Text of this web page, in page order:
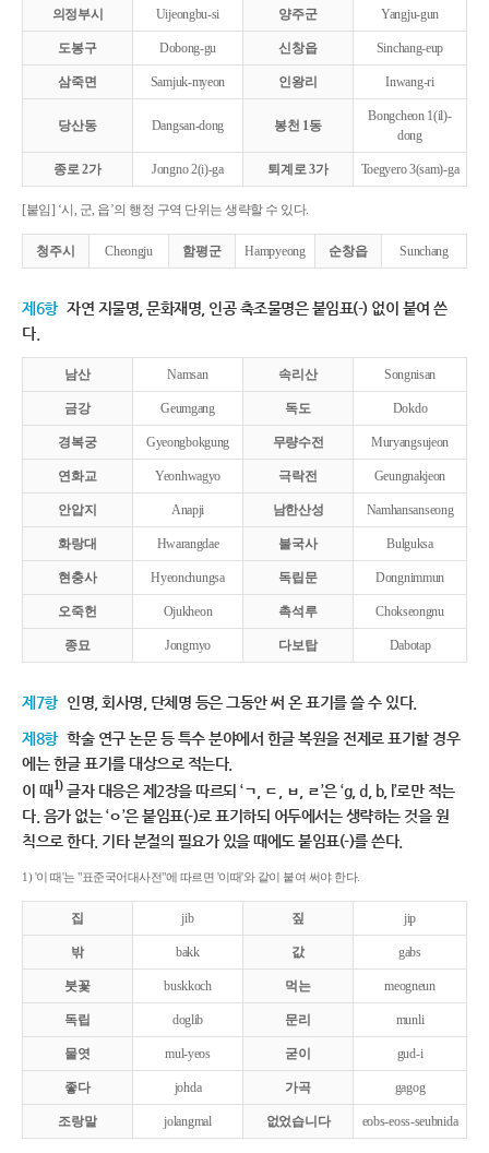
의정부시 Uijeongbu-si 양주군 Yangju-gun
도봉구 Dobong-gu 신창읍 Sinchang-eup
삼죽면 Samjuk-myeon 인왕리 Inwang-ri
당산동 Dangsan-dong 봉천 1동
Bongcheon 1(il)-
dong
종로 2가 Jongno 2(i)-ga 퇴계로 3가 Toegyero 3(sam)-ga
[붙임] ‘시, 군, 읍’의 행정 구역 단위는 생략할 수 있다.
청주시 Cheongju 함평군 Hampyeong 순창읍 Sunchang
제6항 자연 지물명, 문화재명, 인공 축조물명은 붙임표(-) 없이 붙여 쓴
다.
남산 Namsan 속리산 Songnisan
금강 Geumgang 독도 Dokdo
경복궁 Gyeongbokgung 무량수전 Muryangsujeon
연화교 Yeonhwagyo 극락전 Geungnakjeon
안압지 Anapji 남한산성 Namhansanseong
화랑대 Hwarangdae 불국사 Bulguksa
현충사 Hyeonchungsa 독립문 Dongnimmun
오죽헌 Ojukheon 촉석루 Chokseongnu
종묘 Jongmyo 다보탑 Dabotap
제7항 인명, 회사명, 단체명 등은 그동안 써 온 표기를 쓸 수 있다.
제8항 학술 연구 논문 등 특수 분야에서 한글 복원을 전제로 표기할 경우
에는 한글 표기를 대상으로 적는다.
이 때1)글자 대응은 제2장을 따르되 ‘ㄱ, ㄷ, ㅂ, ㄹ’은 ‘g, d, b, l’로만 적는
다. 음가 없는 ‘ㅇ’은 붙임표(-)로 표기하되 어두에서는 생략하는 것을 원
칙으로 한다. 기타 분절의 필요가 있을 때에도 붙임표(-)를 쓴다.
1) '이 때'는 "표준국어대사전"에 따르면 '이때'와 같이 붙여 써야 한다.
집 jib 짚 jip
밖 bakk 값 gabs
붓꽃 buskkoch 먹는 meogneun
독립 doglib 문리 munli
물엿 mul-yeos 굳이 gud-i
좋다 johda 가곡 gagog
조랑말 jolangmal 없었습니다 eobs-eoss-seubnida